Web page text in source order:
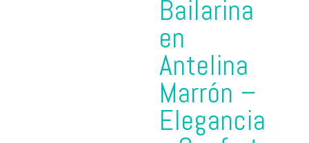
Bailarina
en
Antelina
Marrón –
Elegancia